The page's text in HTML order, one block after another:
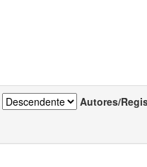
Autores/